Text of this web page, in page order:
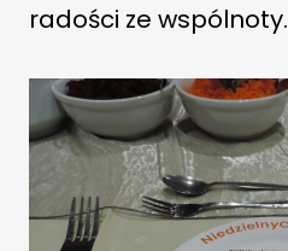
radości ze wspólnoty.